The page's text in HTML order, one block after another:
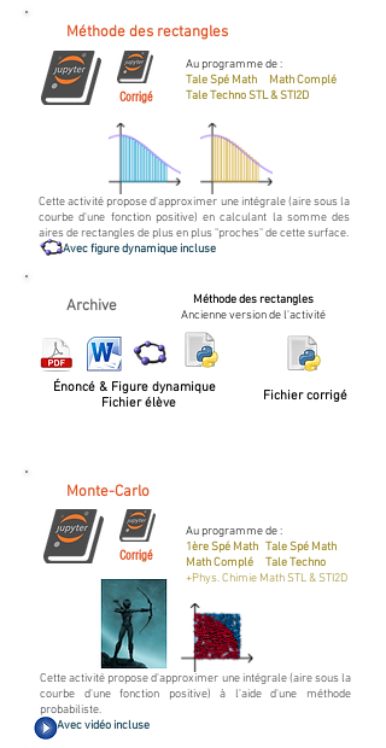
Méthode des rectangles
Corrigé
Au programme de :
Tale Spé Math Math Complé
Tale Techno STL & STI2D
Cette activité propose d'approximer une intégrale (aire sous la
courbe d'une fonction positive) en calculant la somme des
aires de rectangles de plus en plus "proches" de cette surface.
Avec figure dynamique incluse
Archive
Méthode des rectangles
Ancienne version de l'activité
Énoncé & Figure dynamique
Fichier élève
Fichier corrigé
Monte-Carlo
Corrigé
Cette activité propose d'approximer une intégrale (aire sous la
courbe d'une fonction positive) à l'aide d'une méthode
probabiliste.
Avec vidéo incluse
Au programme de :
1ère Spé Math Tale Spé Math
Math Complé Tale Techno
+Phys. Chimie Math STL & STI2D